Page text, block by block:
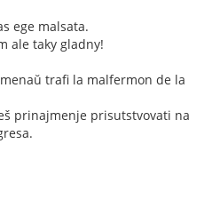
ege malsata.
ale taky gladny!
trafi la malfermon de la
prinajmenje prisutstvovati na